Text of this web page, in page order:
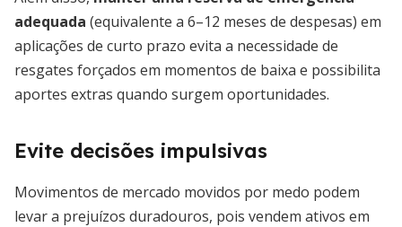
adequada (equivalente a 6–12 meses de despesas) em
aplicações de curto prazo evita a necessidade de
resgates forçados em momentos de baixa e possibilita
aportes extras quando surgem oportunidades.
Evite decisões impulsivas
Movimentos de mercado movidos por medo podem
levar a prejuízos duradouros, pois vendem ativos em